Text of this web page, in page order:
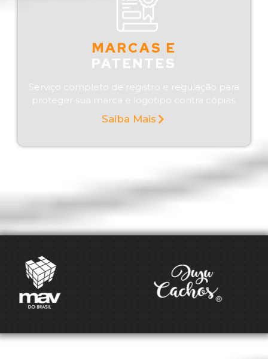
MARCAS E
PATENTES
Serviço completo de registro e regulação para
proteger sua marca e logotipo contra cópias.
Saiba Mais